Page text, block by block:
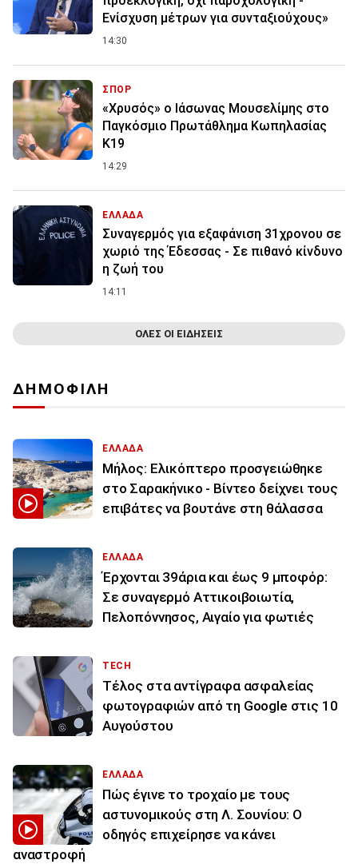
Ενίσχυση μέτρων για συνταξιούχους»
14:30
ΣΠΟΡ
«Χρυσός» ο Ιάσωνας Μουσελίμης στο
Παγκόσμιο Πρωτάθλημα Κωπηλασίας
Κ19
14:29
ΕΛΛΑΔΑ
Συναγερμός για εξαφάνιση 31χρονου σε
χωριό της Έδεσσας - Σε πιθανό κίνδυνο
η ζωή του
14:11
ΟΛΕΣ ΟΙ ΕΙΔΗΣΕΙΣ
ΔΗΜΟΦΙΛΗ
ΕΛΛΑΔΑ
Μήλος: Ελικόπτερο προσγειώθηκε
στο Σαρακήνικο - Βίντεο δείχνει τους
επιβάτες να βουτάνε στη θάλασσα
ΕΛΛΑΔΑ
Έρχονται 39άρια και έως 9 μποφόρ:
Σε συναγερμό Αττικοιβοιωτία,
Πελοπόννησος, Αιγαίο για φωτιές
TECH
Τέλος στα αντίγραφα ασφαλείας
φωτογραφιών από τη Google στις 10
Αυγούστου
ΕΛΛΑΔΑ
Πώς έγινε το τροχαίο με τους
αστυνομικούς στη Λ. Σουνίου: Ο
οδηγός επιχείρησε να κάνει
αναστροφή